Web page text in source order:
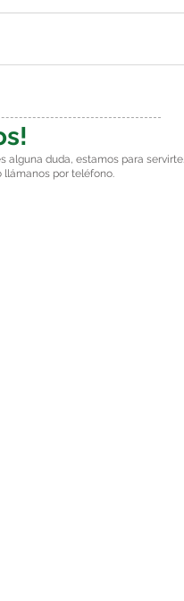
alguna duda, estamos para servirte.
por teléfono.